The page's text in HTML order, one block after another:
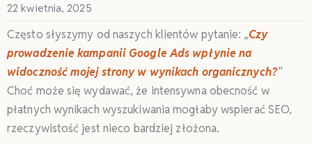
22 kwietnia, 2025
Często słyszymy od naszych klientów pytanie: „Czy
prowadzenie kampanii Google Ads wpłynie na
widoczność mojej strony w wynikach organicznych?”
Choć może się wydawać, że intensywna obecność w
płatnych wynikach wyszukiwania mogłaby wspierać SEO,
rzeczywistość jest nieco bardziej złożona.